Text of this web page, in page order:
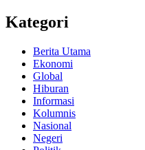
Kategori
Berita Utama
Ekonomi
Global
Hiburan
Informasi
Kolumnis
Nasional
Negeri